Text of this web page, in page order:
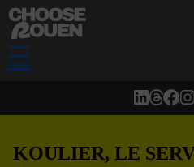
☰
KOULIER, LE